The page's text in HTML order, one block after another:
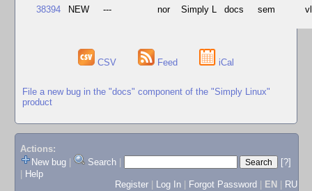
38394 NEW --- nor Simply L docs sem
CSV Feed iCal
File a new bug in the "docs" component of the "Simply Linux"
product
Actions:
New bug
Search
[?]
Help
Register
Log In Forgot Password EN RU